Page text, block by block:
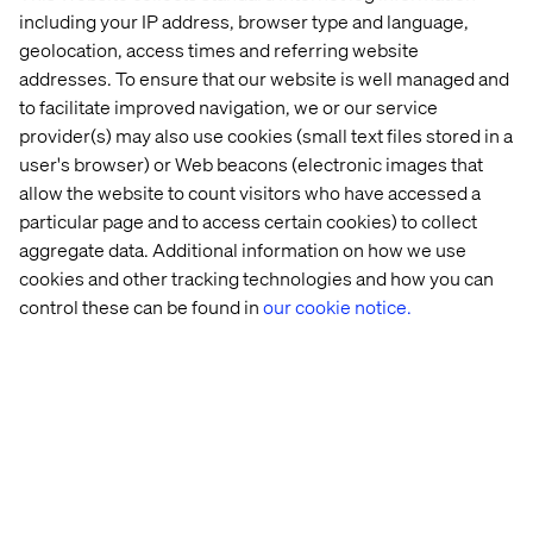
including your IP address, browser type and language,
geolocation, access times and referring website
addresses. To ensure that our website is well managed and
to facilitate improved navigation, we or our service
provider(s) may also use cookies (small text files stored in a
user's browser) or Web beacons (electronic images that
allow the website to count visitors who have accessed a
particular page and to access certain cookies) to collect
aggregate data. Additional information on how we use
cookies and other tracking technologies and how you can
control these can be found inour cookie notice.
Let’s connect
Home
About